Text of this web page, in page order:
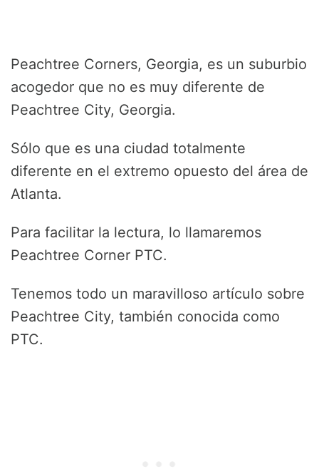
Peachtree Corners, Georgia, es un suburbio
acogedor que no es muy diferente de
Peachtree City, Georgia.
Sólo que es una ciudad totalmente
diferente en el extremo opuesto del área de
Atlanta.
Para facilitar la lectura, lo llamaremos
Peachtree Corner PTC.
Tenemos todo un maravilloso artículo sobre
Peachtree City, también conocida como
PTC.